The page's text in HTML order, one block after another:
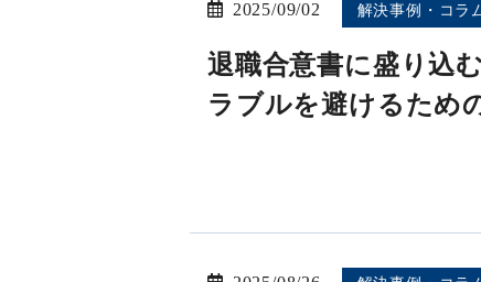
2025/09/02 解決事例・コラ
退職合意書に盛り込
ラブルを避けるため